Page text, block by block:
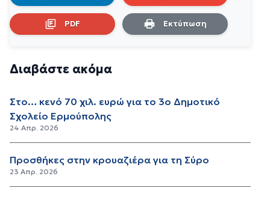
PDF Εκτύπωση
Διαβάστε ακόμα
Στο… κενό 70 χιλ. ευρώ για το 3ο Δημοτικό
Σχολείο Ερμούπολης
24 Απρ. 2026
Προσθήκες στην κρουαζιέρα για τη Σύρο
23 Απρ. 2026